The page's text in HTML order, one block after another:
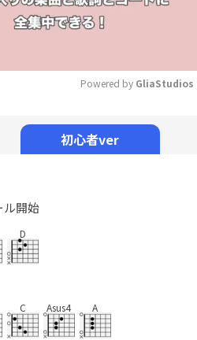
Powered by GliaStudios
初心者ver
ル開始
D
C Asus4 A